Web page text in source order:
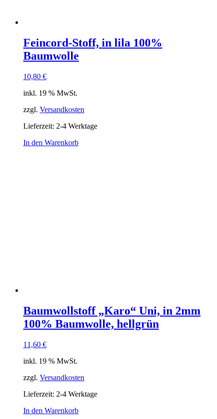
Feincord-Stoff, in lila 100%
Baumwolle
10,80 €
inkl. 19 % MwSt.
zzgl. Versandkosten
Lieferzeit: 2-4 Werktage
In den Warenkorb
Baumwollstoff „Karo“ Uni, in 2mm
100% Baumwolle, hellgrün
11,60 €
inkl. 19 % MwSt.
zzgl. Versandkosten
Lieferzeit: 2-4 Werktage
In den Warenkorb